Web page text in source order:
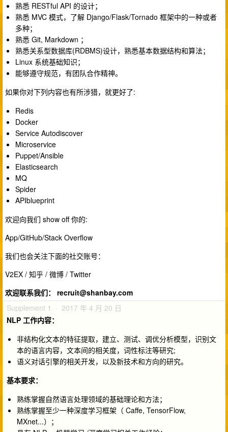
熟悉 RESTful API 的设计；
熟悉 MVC 模式，了解 Django/Flask/Tornado 框架中的一种或者
多种；
熟悉 Git, Markdown ；
熟悉关系型数据库(RDBMS)设计，熟悉基本数据结构和算法；
Linux 系统基础知识；
能够遵守规范，有团队合作精神。
如果你对下列内容也有所涉猎，就更好了:
Redis
Docker
Service Autodiscover
Microservice
Puppet/Ansible
Elasticsearch
MQ
Spider
APIblueprint
欢迎向我们 show off 你的:
App/GitHub/Stack Overflow
我们也会关注下面的社交账号：
V2EX / 知乎 / 微博 / Twitter
欢迎联系我们： recruit@shanbay.com
Supplement 1 · 2017 年 4 月 20 日
NLP 工作内容：
非结构化文本的特征提取，建立、测试、调优分析模型，识别文
本的语言内容，文本间的相关度，词性标注等研究;
语义对话引擎的相关开发，以及新技术和方向的研究。
基本要求：
熟练掌握自然语言处理领域的基础理论和方法；
熟练掌握至少一种深度学习框架（ Caffe, TensorFlow,
MXnet...）；